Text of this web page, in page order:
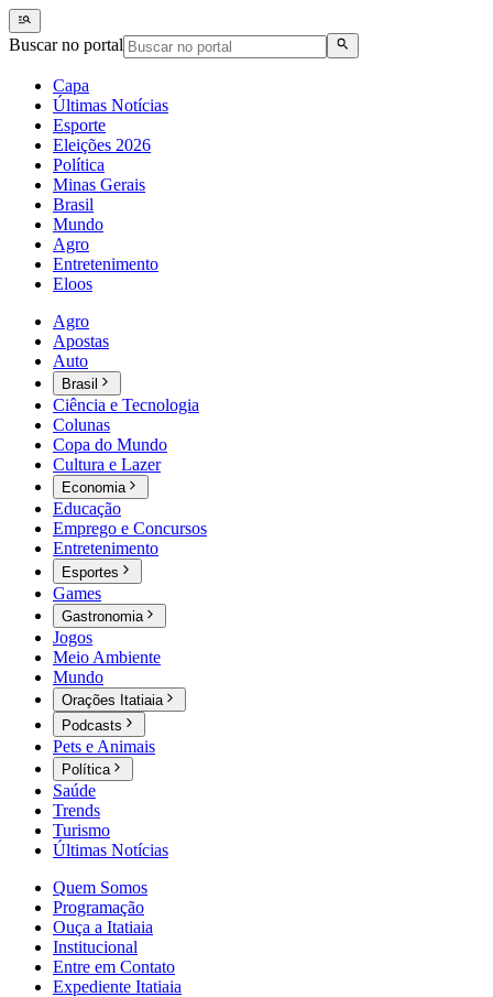
Buscar no portal
Capa
Últimas Notícias
Esporte
Eleições 2026
Política
Minas Gerais
Brasil
Mundo
Agro
Entretenimento
Eloos
Agro
Apostas
Auto
Brasil
Ciência e Tecnologia
Colunas
Copa do Mundo
Cultura e Lazer
Economia
Educação
Emprego e Concursos
Entretenimento
Esportes
Games
Gastronomia
Jogos
Meio Ambiente
Mundo
Orações Itatiaia
Podcasts
Pets e Animais
Política
Saúde
Trends
Turismo
Últimas Notícias
Quem Somos
Programação
Ouça a Itatiaia
Institucional
Entre em Contato
Expediente Itatiaia